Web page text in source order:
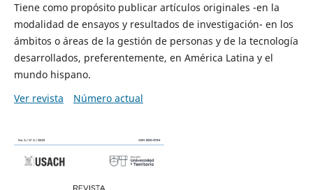
Tiene como propósito publicar artículos originales -en la
modalidad de ensayos y resultados de investigación- en los
ámbitos o áreas de la gestión de personas y de la tecnología
desarrollados, preferentemente, en América Latina y el
mundo hispano.
Ver revista
Número actual